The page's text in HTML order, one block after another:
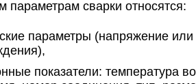
параметрам сварки относятся:
параметры (напряжение
показатели: температура